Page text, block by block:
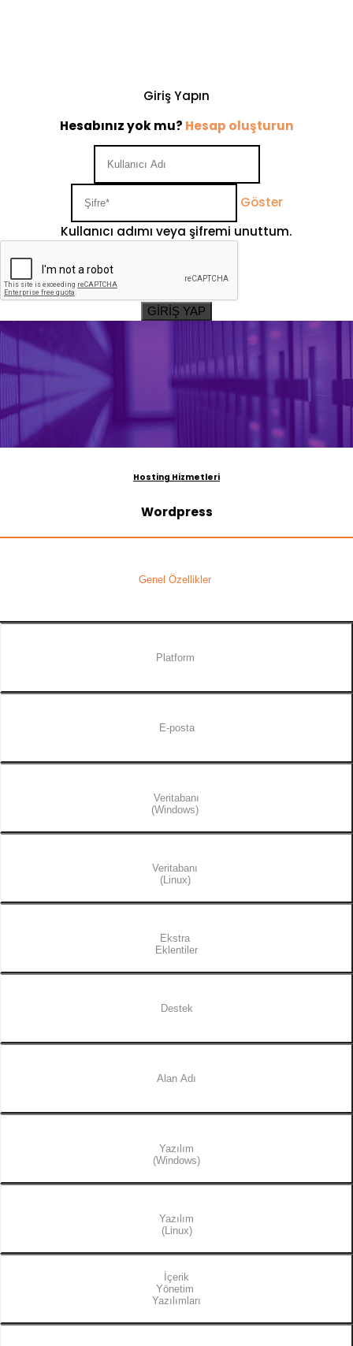
Giriş Yapın
Hesabınız yok mu? Hesap oluşturun
Göster
Kullanıcı adımı veya şifremi unuttum.
GİRİŞ YAP
Hosting Hizmetleri
Wordpress
Genel Özellikler
Platform
E-posta
Veritabanı
(Windows)
Veritabanı
(Linux)
Ekstra
Eklentiler
Destek
Alan Adı
Yazılım
(Windows)
Yazılım
(Linux)
İçerik
Yönetim
Yazılımları